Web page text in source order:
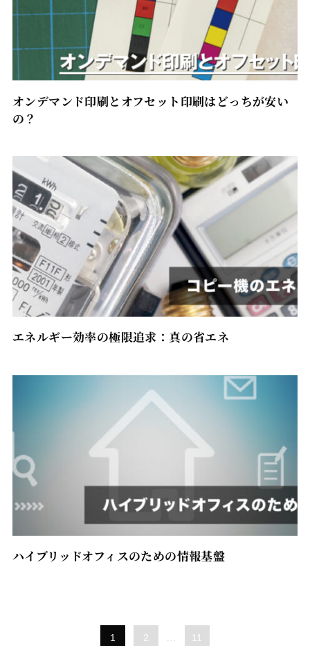
オンデマンド印刷とオフセット印刷はどっちが安い
の？
エネルギー効率の極限追求：真の省エネ
ハイブリッドオフィスのための情報基盤
1 2 11